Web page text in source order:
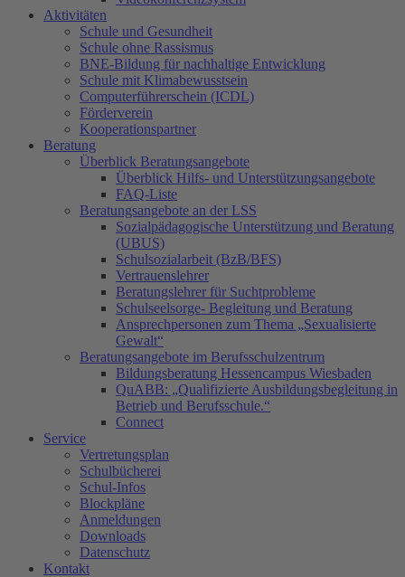
Aktivitäten
Schule und Gesundheit
Schule ohne Rassismus
BNE-Bildung für nachhaltige Entwicklung
Schule mit Klimabewusstsein
Computerführerschein (ICDL)
Förderverein
Kooperationspartner
Beratung
Überblick Beratungsangebote
Überblick Hilfs- und Unterstützungsangebote
FAQ-Liste
Beratungsangebote an der LSS
Sozialpädagogische Unterstützung und Beratung
(UBUS)
Schulsozialarbeit (BzB/BFS)
Vertrauenslehrer
Beratungslehrer für Suchtprobleme
Schulseelsorge- Begleitung und Beratung
Ansprechpersonen zum Thema „Sexualisierte
Gewalt“
Beratungsangebote im Berufsschulzentrum
Bildungsberatung Hessencampus Wiesbaden
QuABB: „Qualifizierte Ausbildungsbegleitung in
Betrieb und Berufsschule.“
Connect
Service
Vertretungsplan
Schulbücherei
Schul-Infos
Blockpläne
Anmeldungen
Downloads
Datenschutz
Kontakt